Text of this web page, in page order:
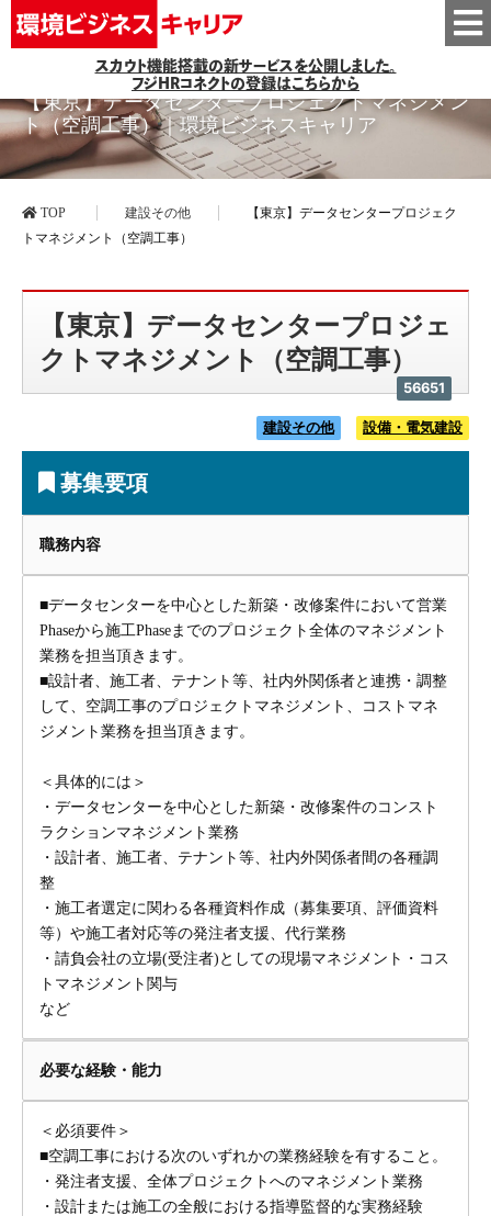
スカウト機能搭載の新サービスを公開しました。
フジHRコネクトの登録はこちらから
【東京】データセンタープロジェクトマネジメン
ト（空調工事）｜環境ビジネスキャリア
TOP 建設その他
【東京】データセンタープロジェク
トマネジメント（空調工事）
【東京】データセンタープロジェ
クトマネジメント（空調工事）
56651
建設その他 設備・電気建設
募集要項
職務内容
■データセンターを中心とした新築・改修案件において営業
Phaseから施工Phaseまでのプロジェクト全体のマネジメント
業務を担当頂きます。
■設計者、施工者、テナント等、社内外関係者と連携・調整
して、空調工事のプロジェクトマネジメント、コストマネ
ジメント業務を担当頂きます。
＜具体的には＞
・データセンターを中心とした新築・改修案件のコンスト
ラクションマネジメント業務
・設計者、施工者、テナント等、社内外関係者間の各種調
整
・施工者選定に関わる各種資料作成（募集要項、評価資料
等）や施工者対応等の発注者支援、代行業務
・請負会社の立場(受注者)としての現場マネジメント・コス
トマネジメント関与
など
必要な経験・能力
＜必須要件＞
■空調工事における次のいずれかの業務経験を有すること。
・発注者支援、全体プロジェクトへのマネジメント業務
・設計または施工の全般における指導監督的な実務経験